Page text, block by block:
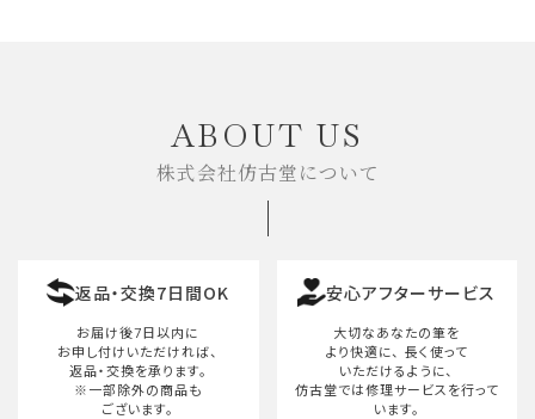
検索する
ABOUT US
株式会社仿古堂について
返品・交換7日間OK
お届け後7日以内に
お申し付けいただければ、
返品・交換を承ります。
※一部除外の商品も
ございます。
安心アフターサービス
大切なあなたの筆を
より快適に、 長く使って
いただけるように、
仿古堂では修理サービスを行って
います。